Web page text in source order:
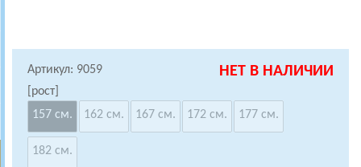
Артикул: 9059 НЕТ В НАЛИЧИИ
[рост]
157 см.
162 см. 167 см. 172 см. 177 см.
182 см.